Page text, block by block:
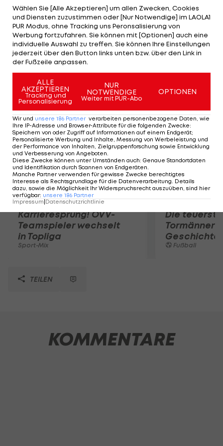
auf. Franklin gewann zuvor bereits über die lange
Rücken-Distanz in JWBZ. Über 400 Meter Kraul
setzt sich Katie Ledecky durch. Breeja Larson ist
über 100 Meter Brust nicht zu schlagen. Bei den
Herren siegt David Plummer über 50 Meter
Rücken.
Mehr zum Thema
Karrieresprung! ÖVV-
Teamspieler wechselt
in Topliga
Sport-Mix
Die
Tormänner
Geschichte
Fußball
TEILEN
KOMMENTARE
Wählen Sie [Alle Akzeptieren] um allen Zwecken, Cookies
und Diensten zuzustimmen oder [Nur Notwendige] im LAOLA1
PUR Modus, ohne Tracking uns Peronsalisierung von
Werbung fortzufahren. Sie können mit [Optionen] auch eine
individuelle Auswahl zu treffen. Sie können Ihre Einstellungen
jederzeit über den Button links unten bzw. über den Link in
der Fußzeile anpassen.
ALLE
AKZEPTIEREN
Tracking und
Personalisierung
NUR
NOTWENDIGE
Weiter mit PUR-Abo
OPTIONEN
Wir und unsere 186 Partner verarbeiten personenbezogene Daten, wie
Ihre IP-Adresse und Browser-Attribute für die folgenden Zwecke:
Speichern von oder Zugriff auf Informationen auf einem Endgerät;
Personalisierte Werbung und Inhalte, Messung von Werbeleistung und
der Performance von Inhalten, Zielgruppenforschung sowie Entwicklung
und Verbesserung von Angeboten.
Diese Zwecke können unter Umständen auch: Genaue Standortdaten
und Identifikation durch Scannen von Endgeräten.
Manche Partner verwenden für gewisse Zwecke berechtigtes
Interesse als Rechtsgrundlage für die Datenverarbeitung. Details
dazu, sowie die Möglichkeit Ihr Widerspruchsrecht auszuüben, sind hier
verfügbar: unsere 186 Partner
Impressum Datenschutzrichtlinie